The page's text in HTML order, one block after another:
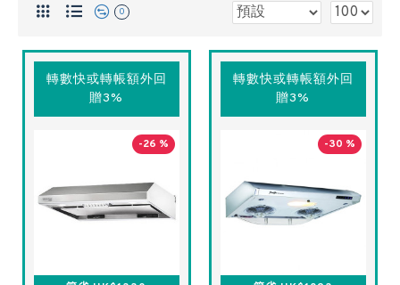
0
轉數快或轉帳額外回
贈3%
-26 %
轉數快或轉帳額外回
贈3%
-30 %